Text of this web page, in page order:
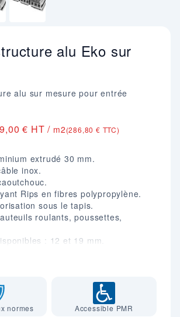
alu Eko sur
alu sur mesure pour entrée
€ HT / m2(286,80 € TTC)
extrudé 30 mm.
inox.
Rips en fibres polypropylène.
sous le tapis.
roulants, poussettes,
: 12 et 19 mm.
Gris, Marron, Rouge, Beige, Coco.
normes Accessible PMR